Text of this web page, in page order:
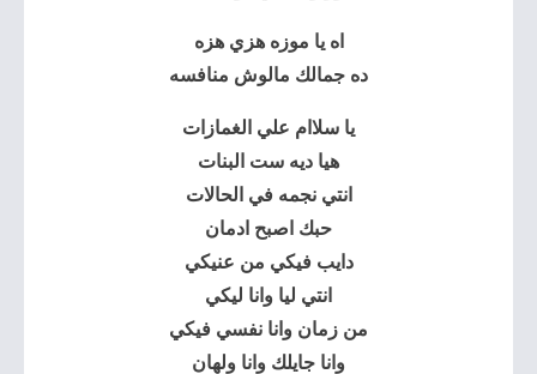
اه يا موزه هزي هزه
ده جمالك مالوش منافسه
يا سلاام علي الغمازات
هيا ديه ست البنات
انتي نجمه في الحالات
حبك اصبح ادمان
دايب فيكي من عنيكي
انتي ليا وانا ليكي
من زمان وانا نفسي فيكي
وانا جايلك وانا ولهان